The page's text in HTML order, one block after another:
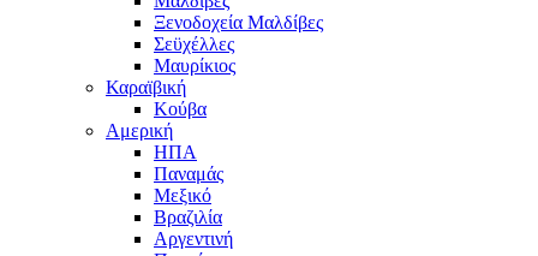
Ξενοδοχεία Μαλδίβες
Σεϋχέλλες
Μαυρίκιος
Καραϊβική
Κούβα
Αμερική
ΗΠΑ
Παναμάς
Μεξικό
Βραζιλία
Αργεντινή